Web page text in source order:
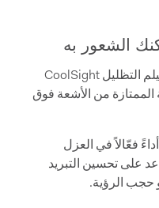
الشعور به
قم بترقية زجاج النوافذ باستخدام فيلم التظليل CoolSight
من الأشعة فوق
فعّالاً في العزل
على تحسين التبريد
حجب الرؤية.